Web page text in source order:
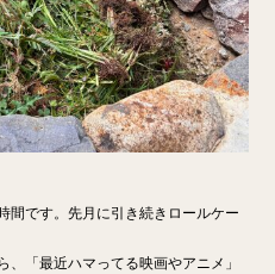
間です。先月に引き続きロールケー
「最近ハマってる映画やアニメ」